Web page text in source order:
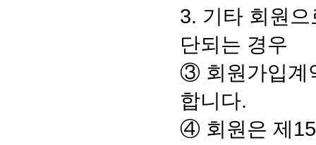
3. 기타 회원
단되는 경우
③ 회원가입계
합니다.
④ 회원은 제15